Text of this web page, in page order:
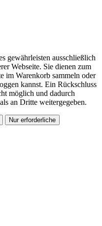
gewährleisten ausschließlich
Webseite. Sie dienen zum
im Warenkorb sammeln oder
kannst. Ein Rückschluss
möglich und dadurch
an Dritte weitergegeben.
Nur erforderliche